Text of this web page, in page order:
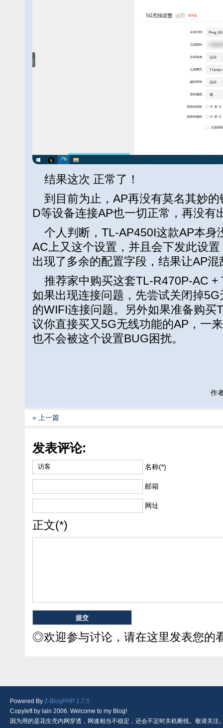
结果这次 正常了！
到目前为止，AP再没有莫名其妙的
D等设备连接AP也一切正常，再没有
个人判断，TL-AP450I这款AP本身
AC上又这个设置，并且会下发此设
出现了多余的配置字段，结果让AP
推荐家中购买这套TL-R470P-AC +
如果出现连接问题，先尝试关闭掉
的WIFI连接问题。另外如果准备购买
议你直接买又5G无线功能的AP，一
也不会被这个设置BUG困扰。
作
« 上一篇
发表评论:
名称(*)
邮箱
网址
正文(*)
◎欢迎参与讨论，请在这里发表您的
Powered By Z-BlogPHP 1.7.5
Copyleft by lain 2006. Welcome to my Blog!
因为用的是花生壳内网穿透，网速相当不稳定，还会不定时关机断线。敬请关注